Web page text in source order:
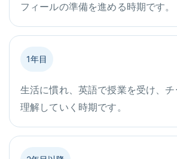
フィールの準備を進める時期です。
1年目
生活に慣れ、英語で授業を受け、
理解していく時期です。